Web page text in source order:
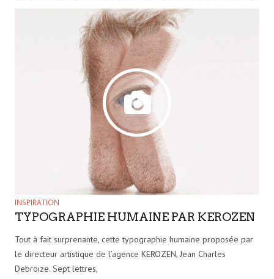
INSPIRATION
TYPOGRAPHIE HUMAINE PAR KEROZEN
Tout à fait surprenante, cette typographie humaine proposée par
le directeur artistique de l’agence KEROZEN, Jean Charles
Debroize. Sept lettres,